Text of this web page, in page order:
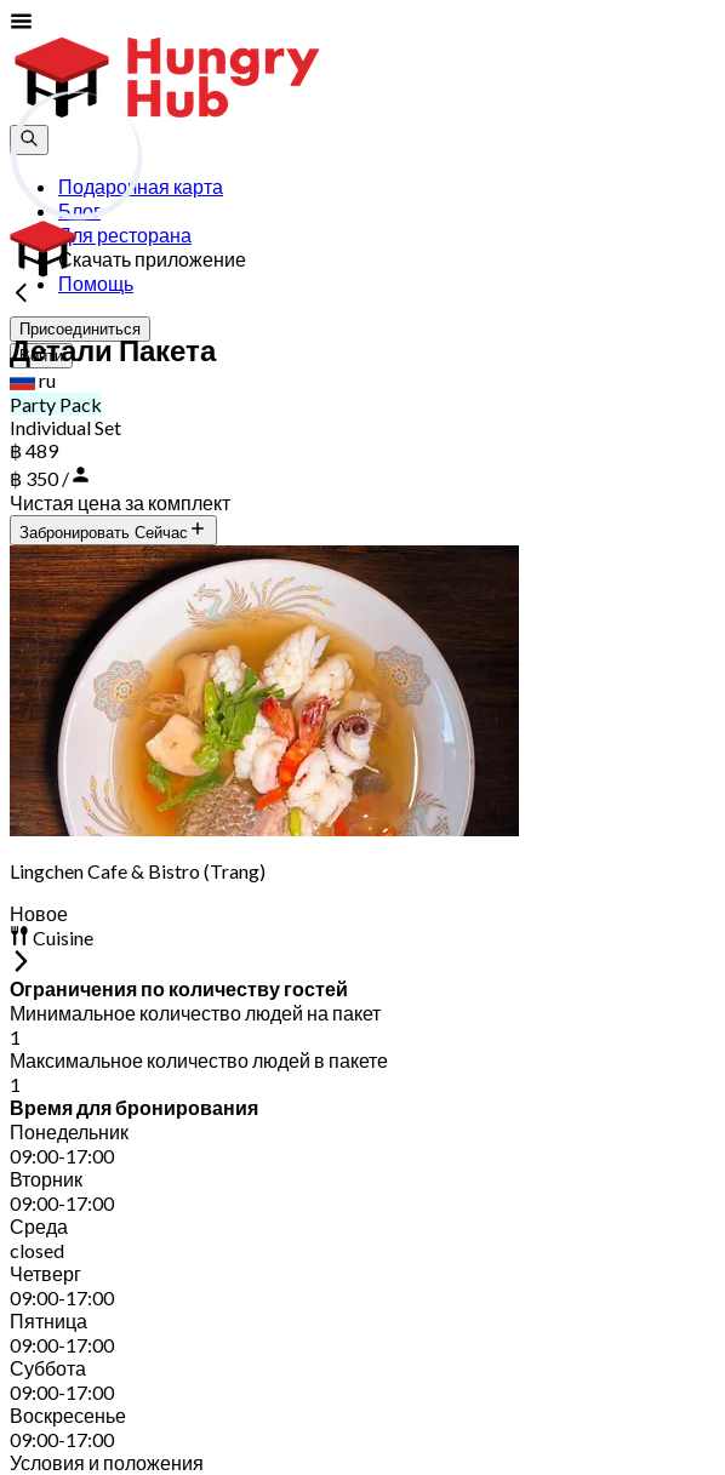
Подарочная карта
Блог
Для ресторана
Скачать приложение
Помощь
Присоединиться
Войти
ru
Детали Пакета
Party Pack
Individual Set
฿ 489
฿ 350 /
Чистая цена за комплект
Забронировать Сейчас
Lingchen Cafe & Bistro (Trang)
Новое
Cuisine
Ограничения по количеству гостей
Минимальное количество людей на пакет
1
Максимальное количество людей в пакете
1
Время для бронирования
Понедельник
09:00-17:00
Вторник
09:00-17:00
Среда
closed
Четверг
09:00-17:00
Пятница
09:00-17:00
Суббота
09:00-17:00
Воскресенье
09:00-17:00
Условия и положения